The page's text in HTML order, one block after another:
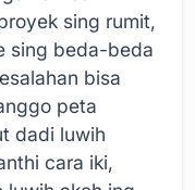
sing rumit,
sing beda-beda
bisa
peta
dadi luwih
cara iki,